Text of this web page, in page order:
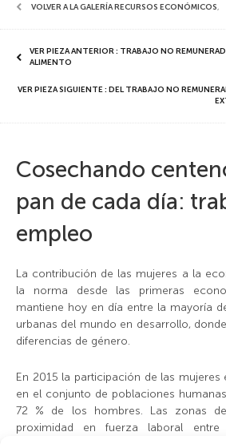
VOLVER A LA GALERÍA RECURSOS ECONÓMICOS,
VER PIEZA ANTERIOR : TRABAJO NO
ALIMENTO
VER PIEZA SIGUIENTE : DEL TRABAJO NO
Cosechando
pan de cada día:
empleo
La contribución de las mujeres a la
la norma desde las primeras
mantiene hoy en día entre la mayoría
urbanas del mundo en desarrollo,
diferencias de género.
En 2015 la participación de las
en el conjunto de poblaciones
72 % de los hombres. Las zonas
proximidad en fuerza laboral